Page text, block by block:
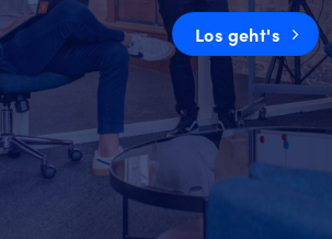
Los geht's